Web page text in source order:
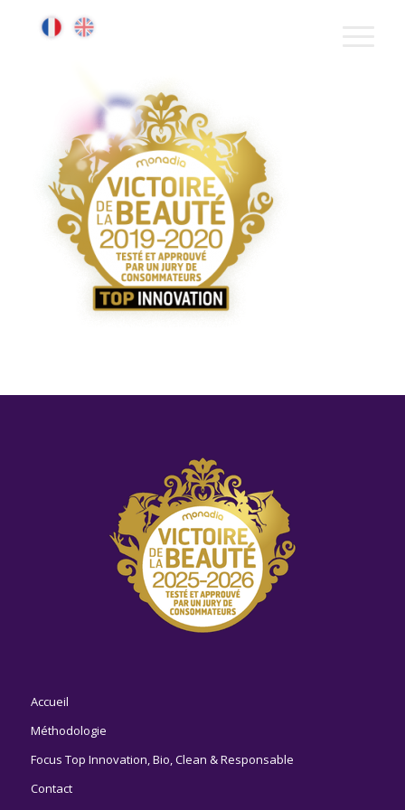
Accueil
Méthodologie
Focus Top Innovation, Bio, Clean & Responsable
Contact